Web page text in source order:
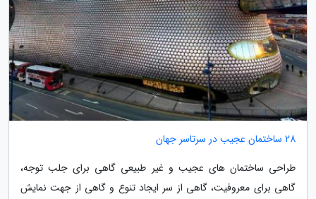
28 ساختمان عجیب در سرتاسر جهان
طراحی ساختمان های عجیب و غیر طبیعی گاهی برای جلب توجه،
گاهی برای معروفیت، گاهی از سر ایجاد تنوع و گاهی از جهت نمایش